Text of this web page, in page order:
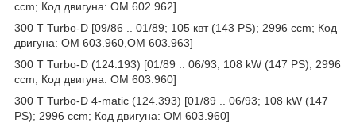
ccm; Код двигуна: OM 602.962]
300 T Turbo-D [09/86 .. 01/89; 105 квт (143 PS); 2996 ccm; Код
двигуна: OM 603.960,OM 603.963]
300 T Turbo-D (124.193) [01/89 .. 06/93; 108 kW (147 PS); 2996
ccm; Код двигуна: OM 603.960]
300 T Turbo-D 4-matic (124.393) [01/89 .. 06/93; 108 kW (147
PS); 2996 ccm; Код двигуна: OM 603.960]